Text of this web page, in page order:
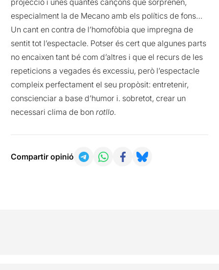
projecció i unes quantes cançons que sorprenen,
especialment la de Mecano amb els polítics de fons…
Un cant en contra de l’homofòbia que impregna de
sentit tot l’espectacle. Potser és cert que algunes parts
no encaixen tant bé com d’altres i que el recurs de les
repeticions a vegades és excessiu, però l’espectacle
compleix perfectament el seu propòsit: entretenir,
conscienciar a base d’humor i. sobretot, crear un
necessari clima de bonrotllo.
Compartir opinió